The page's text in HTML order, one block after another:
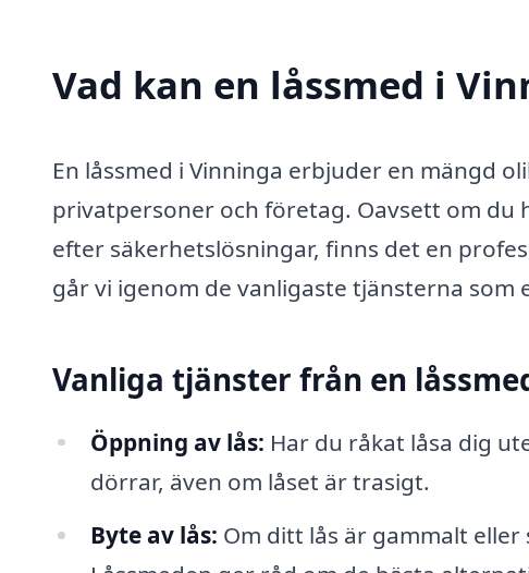
Vad kan en låssmed i
En låssmed i Vinninga erbjuder en mängd
privatpersoner och företag. Oavsett om du
efter säkerhetslösningar, finns det en
går vi igenom de vanligaste tjänsterna som
Vanliga tjänster från en
Öppning av lås: Har du råkat låsa dig
dörrar, även om låset är trasigt.
Byte av lås: Om ditt lås är gammalt